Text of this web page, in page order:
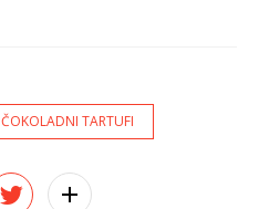
ČOKOLADNI TARTUFI